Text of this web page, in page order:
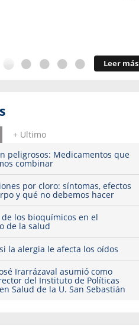
Leer más
+ Ultimo
peligrosos: Medicamentos que
combinar
por cloro: síntomas, efectos
y qué no debemos hacer
de los bioquímicos en el
de la salud
la alergia le afecta los oídos
Irarrázaval asumió como
del Instituto de Políticas
Salud de la U. San Sebastián